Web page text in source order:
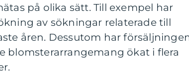
på olika sätt. Till exempel har
av sökningar relaterade till
åren. Dessutom har
blomsterarrangemang ökat i flera